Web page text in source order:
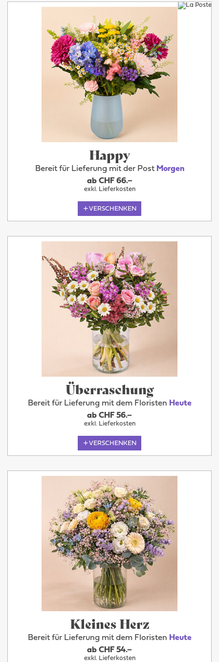
Happy
Bereit für Lieferung mit der Post Morgen
ab CHF 66.–
exkl. Lieferkosten
VERSCHENKEN
Überraschung
Bereit für Lieferung mit dem Floristen Heute
ab CHF 56.–
exkl. Lieferkosten
VERSCHENKEN
Kleines Herz
Bereit für Lieferung mit dem Floristen Heute
ab CHF 54.–
exkl. Lieferkosten